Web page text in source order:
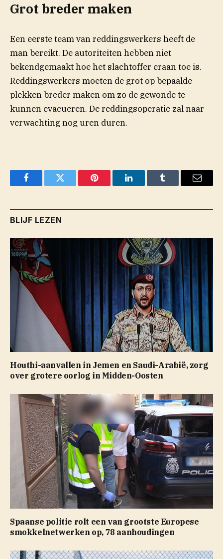
Grot breder maken
Een eerste team van reddingswerkers heeft de
man bereikt. De autoriteiten hebben niet
bekendgemaakt hoe het slachtoffer eraan toe is.
Reddingswerkers moeten de grot op bepaalde
plekken breder maken om zo de gewonde te
kunnen evacueren. De reddingsoperatie zal naar
verwachting nog uren duren.
FacebookTwitter Pinterest LinkedInTumblr Email
BLIJF LEZEN
Houthi-aanvallen in Jemen en Saudi-Arabië, zorg
over grotere oorlog in Midden-Oosten
Spaanse politie rolt een van grootste Europese
smokkelnetwerken op, 78 aanhoudingen